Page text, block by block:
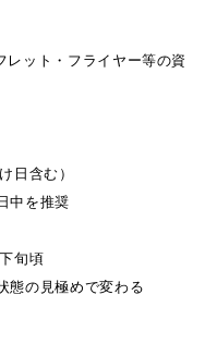
ット・フライヤー等の資
日含む）
中を推奨
旬頃
態の見極めで変わる